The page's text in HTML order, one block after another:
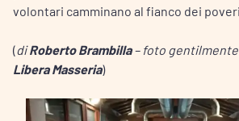
volontari camminano al fianco dei
(diRoberto Brambilla– foto
Libera Masseria)